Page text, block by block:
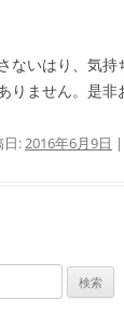
ないはり、気
りません。是非
日:2016年6月9日 |